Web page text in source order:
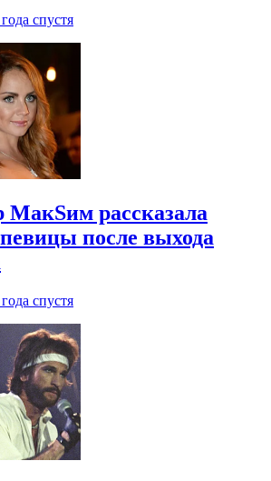
спустя
МакSим рассказала
после выхода
спустя